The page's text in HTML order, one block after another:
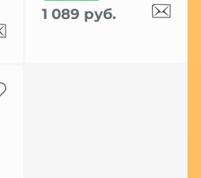
1 089 руб.